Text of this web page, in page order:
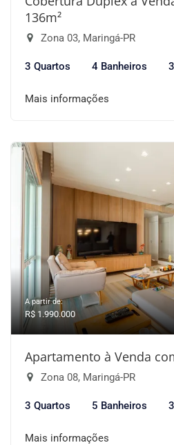
136m²
Zona 03, Maringá-PR
3 Quartos 4 Banheiros
Mais informações
A partir de:
R$ 1.990.000
Apartamento à Venda
Zona 08, Maringá-PR
3 Quartos 5 Banheiros
Mais informações